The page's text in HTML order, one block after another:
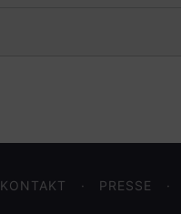
KONTAKT PRESSE